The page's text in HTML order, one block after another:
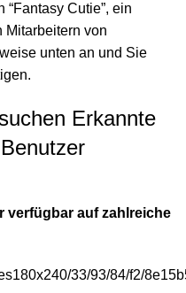
Cutie”, ein
Mitarbeitern von
unten an und Sie
Erkannte
verfügbar auf zahlreiche
33/93/84/f2/